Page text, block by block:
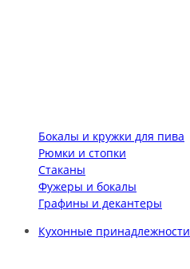
Бокалы и кружки для пива
Рюмки и стопки
Стаканы
Фужеры и бокалы
Графины и декантеры
Кухонные принадлежности